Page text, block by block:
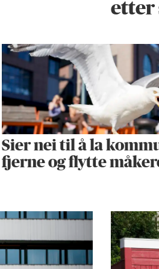
etter
Sier nei til å la
fjerne og flytte